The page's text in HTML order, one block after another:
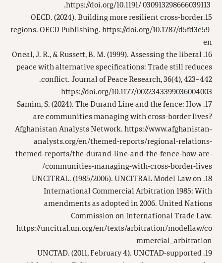
15.OECD. (2024). Building more resilient cross-border
regions. OECD Publishing. https://doi.org/10.1787/d5fd3e59-
en
16. Oneal, J. R., & Russett, B. M. (1999). Assessing the liberal
peace with alternative specifications: Trade still reduces
conflict. Journal of Peace Research, 36(4), 423–442.
https://doi.org/10.1177/0022343399036004003
17. Samim, S. (2024). The Durand Line and the fence: How
are communities managing with cross-border lives?
Afghanistan Analysts Network. https://www.afghanistan-
analysts.org/en/themed-reports/regional-relations-
themed-reports/the-durand-line-and-the-fence-how-are-
communities-managing-with-cross-border-lives/
18. UNCITRAL. (1985/2006). UNCITRAL Model Law on
International Commercial Arbitration 1985: With
amendments as adopted in 2006. United Nations
Commission on International Trade Law.
https://uncitral.un.org/en/texts/arbitration/modellaw/co
mmercial_arbitration
19. UNCTAD. (2011, February 4). UNCTAD-supported